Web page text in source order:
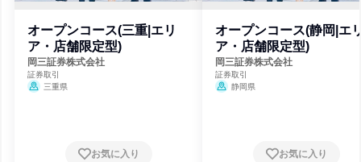
オープンコース(三重|エリ
ア・店舗限定型)
岡三証券株式会社
証券取引
三重県
お気に入り
オープンコース(静岡|エ
ア・店舗限定型)
岡三証券株式会社
証券取引
静岡県
お気に入り